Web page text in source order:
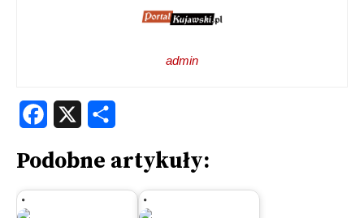
admin
Facebook
Podobne artykuły: